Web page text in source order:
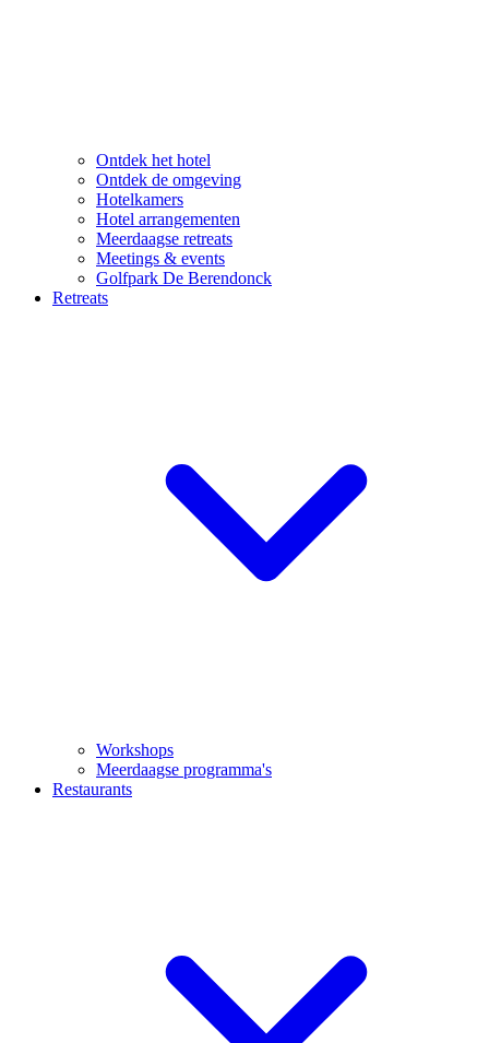
Ontdek het hotel
Ontdek de omgeving
Hotelkamers
Hotel arrangementen
Meerdaagse retreats
Meetings & events
Golfpark De Berendonck
Retreats
Workshops
Meerdaagse programma's
Restaurants